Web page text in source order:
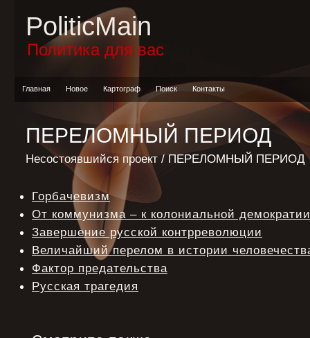
PoliticMain
Политика для вас
Главная Новое Картограф Поиск Контакты
ПЕРЕЛОМНЫЙ ПЕРИОД
Несостоявшийся проект / ПЕРЕЛОМНЫЙ ПЕРИОД
Горбачевизм
От коммунизма – к колониальной демократии
Завершение русской контрреволюции
Величайший перелом в истории
Фактор предательства
Русская трагедия